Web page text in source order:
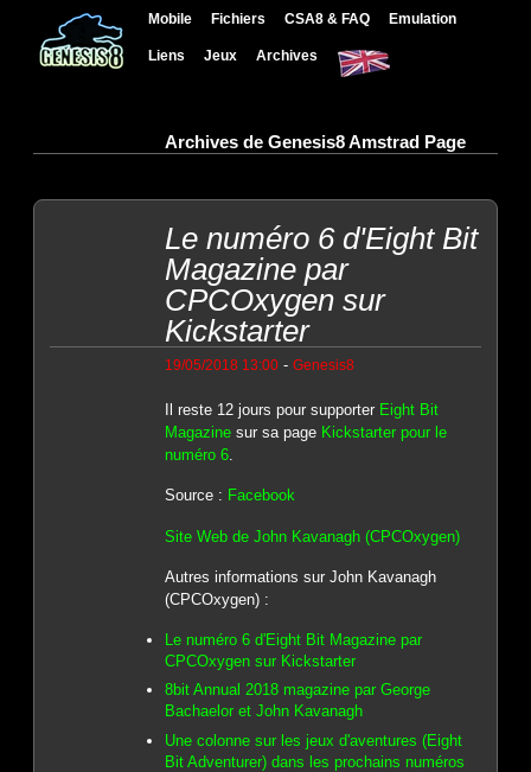
Mobile Fichiers CSA8 & FAQ Emulation
Liens Jeux Archives
Archives de Genesis8 Amstrad Page
Le numéro 6 d'Eight Bit
Magazine par
CPCOxygen sur
Kickstarter
19/05/2018 13:00- Genesis8
Il reste 12 jours pour supporter Eight Bit
Magazinesur sa page Kickstarter pour le
numéro 6.
Source : Facebook
Site Web de John Kavanagh (CPCOxygen)
Autres informations sur John Kavanagh
(CPCOxygen) :
Le numéro 6 d'Eight Bit Magazine par
CPCOxygen sur Kickstarter
8bit Annual 2018 magazine par George
Bachaelor et John Kavanagh
Une colonne sur les jeux d'aventures (Eight
Bit Adventurer) dans les prochains numéros